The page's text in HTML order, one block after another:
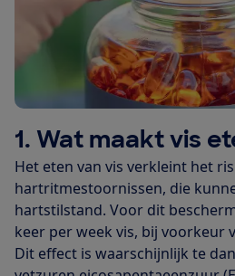
1. Wat maakt vis
Het eten van vis verkleint het
hartritmestoornissen, die
hartstilstand. Voor dit
keer per week vis, bij voorkeur
Dit effect is waarschijnlijk te